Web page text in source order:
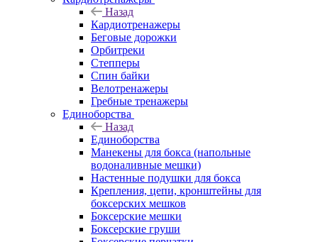
Назад
Кардиотренажеры
Беговые дорожки
Орбитреки
Степперы
Спин байки
Велотренажеры
Гребные тренажеры
Единоборства
Назад
Единоборства
Манекены для бокса (напольные
водоналивные мешки)
Настенные подушки для бокса
Крепления, цепи, кронштейны для
боксерских мешков
Боксерские мешки
Боксерские груши